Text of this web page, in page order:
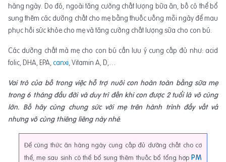
hàng ngày. Do đó, ngoài tăng cường chất lượng bữa ăn, bố có thể bổ
sung thêm các dưỡng chất cho mẹ bằng thuốc uống mỗi ngày để mau
phục hồi sức khỏe cho mẹ và tăng cường chất lượng sữa cho con bú.
Các dưỡng chất mà mẹ cho con bú cần lưu ý cung cấp đủ như: acid
folic, DHA, EPA, canxi, Vitamin A, D,…
Vai trò của bố trong việc hỗ trợ nuôi con hoàn toàn bằng sữa mẹ
trong 6 tháng đầu đời và duy trì đến khi con được 2 tuổi là vô cùng
lớn. Bố hãy cùng chung sức với mẹ trên hành trình đầy vất vả
nhưng vô cùng thiêng liêng này nhé.
Để cùng thức ăn hàng ngày cung cấp đủ dưỡng chất cho cơ
thể, mẹ sau sinh có thể bổ sung thêm thuốc bổ tổng hợpPM